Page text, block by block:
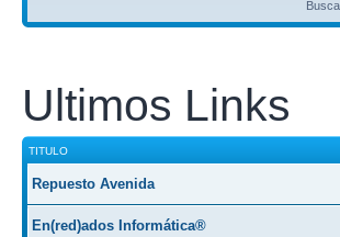
Ultimos Links
TITULO
Repuesto Avenida
En(red)ados Informática®